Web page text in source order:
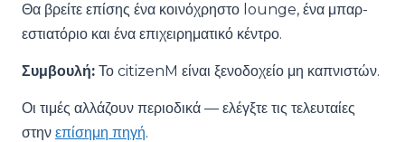
Θα βρείτε επίσης ένα κοινόχρηστο lounge, ένα μπαρ-
εστιατόριο και ένα επιχειρηματικό κέντρο.
Συμβουλή: Το citizenM είναι ξενοδοχείο μη καπνιστών.
Οι τιμές αλλάζουν περιοδικά — ελέγξτε τις τελευταίες
στην επίσημη πηγή.